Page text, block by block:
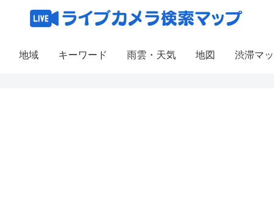
地域 キーワード 雨雲・天気 地図 渋滞マ